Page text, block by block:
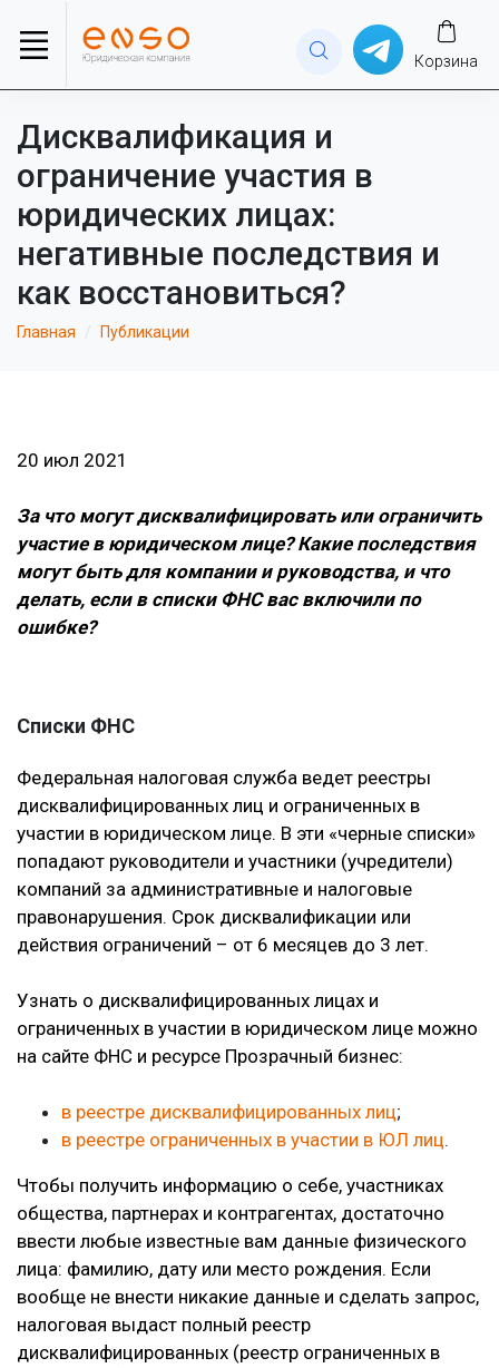
Корзина
Дисквалификация и
ограничение участия в
юридических лицах:
негативные последствия и
как восстановиться?
Главная Публикации
20 июл 2021
За что могут дисквалифицировать или ограничить
участие в юридическом лице? Какие последствия
могут быть для компании и руководства, и что
делать, если в списки ФНС вас включили по
ошибке?
Списки ФНС
Федеральная налоговая служба ведет реестры
дисквалифицированных лиц и ограниченных в
участии в юридическом лице. В эти «черные списки»
попадают руководители и участники (учредители)
компаний за административные и налоговые
правонарушения. Срок дисквалификации или
действия ограничений – от 6 месяцев до 3 лет.
Узнать о дисквалифицированных лицах и
ограниченных в участии в юридическом лице можно
на сайте ФНС и ресурсе Прозрачный бизнес:
в реестре дисквалифицированных лиц;
в реестре ограниченных в участии в ЮЛ лиц.
Чтобы получить информацию о себе, участниках
общества, партнерах и контрагентах, достаточно
ввести любые известные вам данные физического
лица: фамилию, дату или место рождения. Если
вообще не внести никакие данные и сделать запрос,
налоговая выдаст полный реестр
дисквалифицированных (реестр ограниченных в